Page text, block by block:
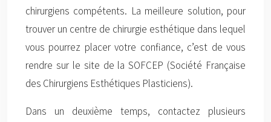
chirurgiens compétents. La meilleure solution, pour
trouver un centre de chirurgie esthétique dans lequel
vous pourrez placer votre confiance, c’est de vous
rendre sur le site de la SOFCEP (Société Française
des Chirurgiens Esthétiques Plasticiens).
Dans un deuxième temps, contactez plusieurs